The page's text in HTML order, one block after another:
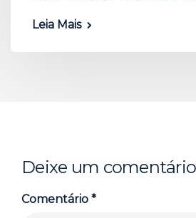
Leia Mais
Deixe um comentário
Comentário *